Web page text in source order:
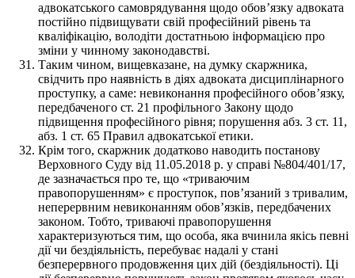
адвокатського самоврядування щодо обов’язку адвоката
постійно підвищувати свій професійний рівень та
кваліфікацію, володіти достатньою інформацією про
зміни у чинному законодавстві.
Таким чином, вищевказане, на думку скаржника,
свідчить про наявність в діях адвоката дисциплінарного
проступку, а саме: невиконання професійного обов’язку,
передбаченого ст. 21 профільного Закону щодо
підвищення професійного рівня; порушення абз. 3 ст. 11,
абз. 1 ст. 65 Правил адвокатської етики.
Крім того, скаржник додатково наводить постанову
Верховного Суду від 11.05.2018 р. у справі №804/401/17,
де зазначається про те, що «триваючим
правопорушенням» є проступок, пов’язаний з тривалим,
неперервним невиконанням обов’язків, передбачених
законом. Тобто, триваючі правопорушення
характеризуються тим, що особа, яка вчинила якісь певні
дії чи бездіяльність, перебуває надалі у стані
безперервного продовження цих дій (бездіяльності). Ці